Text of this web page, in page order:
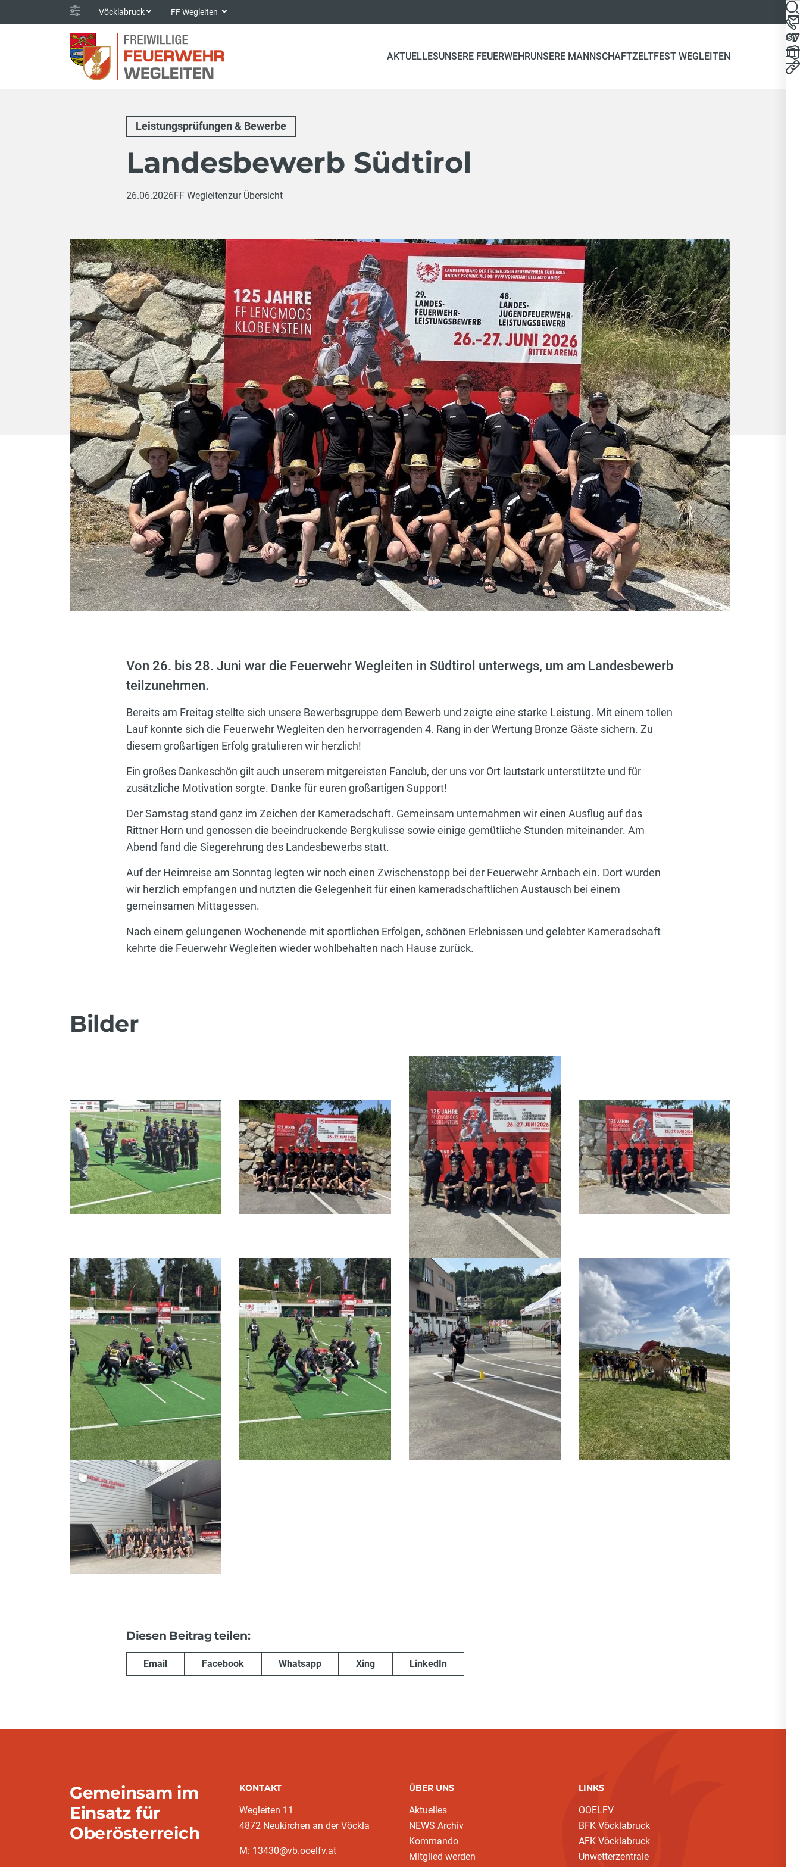
Vöcklabruck FF Wegleiten
AKTUELLESUNSERE FEUERWEHRUNSERE MANNSCHAFTZELTFEST WEGLEITEN
Leistungsprüfungen & Bewerbe
Landesbewerb Südtirol
26.06.2026FF Wegleitenzur Übersicht
Von 26. bis 28. Juni war die Feuerwehr Wegleiten in Südtirol unterwegs, um am Landesbewerb
teilzunehmen.
Bereits am Freitag stellte sich unsere Bewerbsgruppe dem Bewerb und zeigte eine starke Leistung. Mit einem tollen
Lauf konnte sich die Feuerwehr Wegleiten den hervorragenden 4. Rang in der Wertung Bronze Gäste sichern. Zu
diesem großartigen Erfolg gratulieren wir herzlich!
Ein großes Dankeschön gilt auch unserem mitgereisten Fanclub, der uns vor Ort lautstark unterstützte und für
zusätzliche Motivation sorgte. Danke für euren großartigen Support!
Der Samstag stand ganz im Zeichen der Kameradschaft. Gemeinsam unternahmen wir einen Ausflug auf das
Rittner Horn und genossen die beeindruckende Bergkulisse sowie einige gemütliche Stunden miteinander. Am
Abend fand die Siegerehrung des Landesbewerbs statt.
Auf der Heimreise am Sonntag legten wir noch einen Zwischenstopp bei der Feuerwehr Arnbach ein. Dort wurden
wir herzlich empfangen und nutzten die Gelegenheit für einen kameradschaftlichen Austausch bei einem
gemeinsamen Mittagessen.
Nach einem gelungenen Wochenende mit sportlichen Erfolgen, schönen Erlebnissen und gelebter Kameradschaft
kehrte die Feuerwehr Wegleiten wieder wohlbehalten nach Hause zurück.
Bilder
Diesen Beitrag teilen:
Email Facebook Whatsapp Xing LinkedIn
Gemeinsam im
Einsatz für
Oberösterreich
KONTAKT
Wegleiten 11
4872 Neukirchen an der Vöckla
M: 13430@vb.ooelfv.at
ÜBER UNS
Aktuelles
NEWS Archiv
Kommando
Mitglied werden
LINKS
OOELFV
BFK Vöcklabruck
AFK Vöcklabruck
Unwetterzentrale